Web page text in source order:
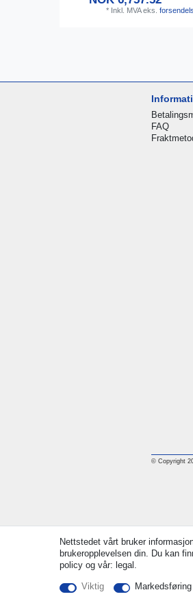
* Inkl. MVAeks.
FAQ
© Copyright
Nettstedet vårt bruker
brukeropplevelsen din. Du kan
policy og vår: legal.
Viktig Markedsføring